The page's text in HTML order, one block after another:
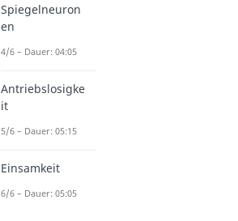
Spiegelneuron
en
4/6 – Dauer: 04:05
Antriebslosigke
it
5/6 – Dauer: 05:15
Einsamkeit
6/6 – Dauer: 05:05